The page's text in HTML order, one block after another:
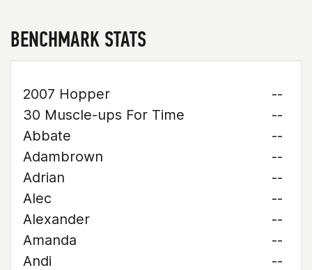
BENCHMARK STATS
2007 Hopper
--
30 Muscle-ups For Time
--
Abbate
--
Adambrown
--
Adrian
--
Alec
--
Alexander
--
Amanda
--
Andi
--